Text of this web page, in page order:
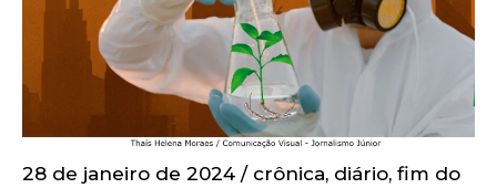
28 de janeiro de 2024 / crônica, diário, fim do